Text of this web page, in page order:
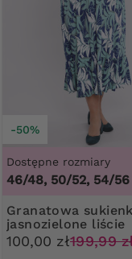
-50%
Dostępne rozmiary
46/48, 50/52, 54/56
Granatowa sukienka
jasnozielone liście
100,00 zł199,99